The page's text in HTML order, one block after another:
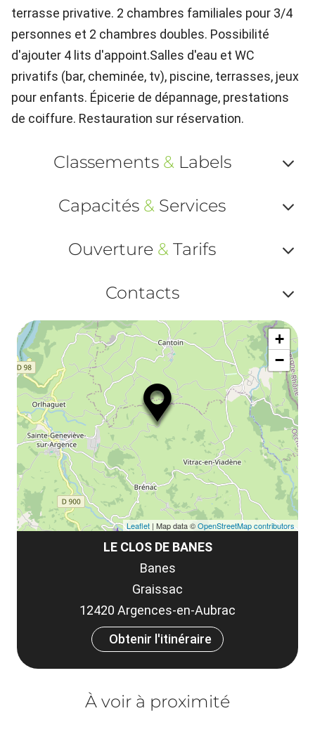
terrasse privative. 2 chambres familiales pour 3/4
personnes et 2 chambres doubles. Possibilité
d'ajouter 4 lits d'appoint.Salles d'eau et WC
privatifs (bar, cheminée, tv), piscine, terrasses, jeux
pour enfants. Épicerie de dépannage, prestations
de coiffure. Restauration sur réservation.
Classements &Labels
ou
Capacités & Services
ou
Ouverture & Tarifs
ou
et
Contacts
ou
LE CLOS DE BANES
Banes
Graissac
12420 Argences-en-Aubrac
Obtenir l'itinéraire
+
−
Leaflet | Map data ©OpenStreetMap contributors
À voir à proximité